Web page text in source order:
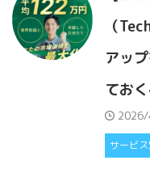
（
アッ
てお
サービ